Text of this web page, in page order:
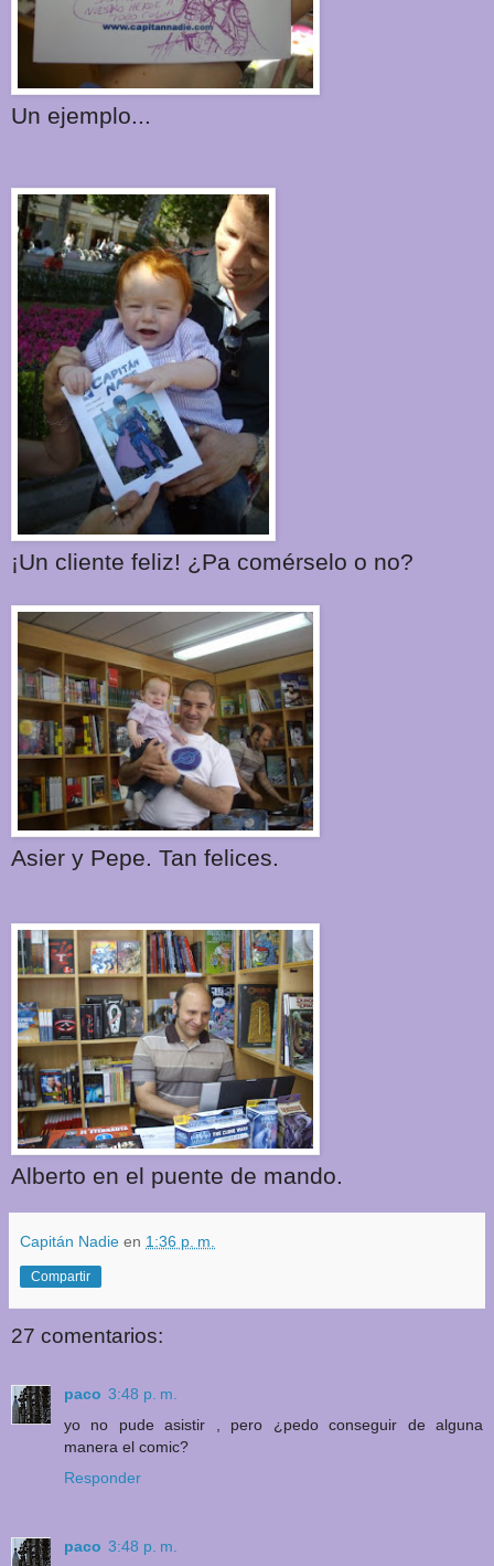
Un ejemplo...
¡Un cliente feliz! ¿Pa comérselo o no?
Asier y Pepe. Tan felices.
Alberto en el puente de mando.
Capitán Nadie en 1:36 p. m.
Compartir
27 comentarios:
paco 3:48 p. m.
yo no pude asistir , pero ¿pedo conseguir de alguna
manera el comic?
Responder
paco 3:48 p. m.